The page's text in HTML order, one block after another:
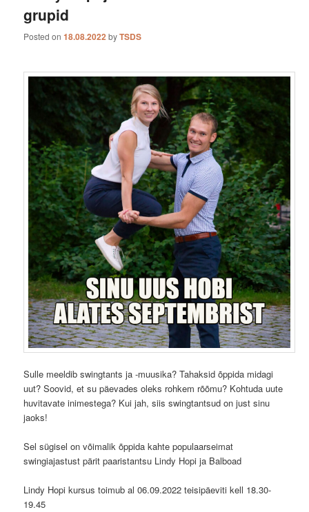
grupid
Posted on18.08.2022 byTSDS
Sulle meeldib swingtants ja -muusika? Tahaksid õppida midagi
uut? Soovid, et su päevades oleks rohkem rõõmu? Kohtuda uute
huvitavate inimestega? Kui jah, siis swingtantsud on just sinu
jaoks!
Sel sügisel on võimalik õppida kahte populaarseimat
swingiajastust pärit paaristantsu Lindy Hopi ja Balboad
Lindy Hopi kursus toimub al 06.09.2022 teisipäeviti kell 18.30-
19.45